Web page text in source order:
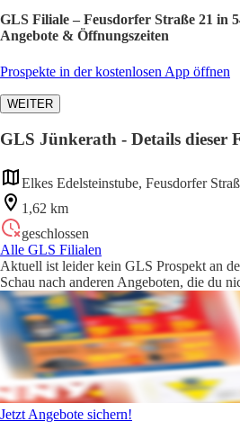
GLS Filiale – Feusdorfer Straße 21 in
Angebote & Öffnungszeiten
Prospekte in der kostenlosen App öffnen
WEITER
GLS Jünkerath - Details dieser
Elkes Edelsteinstube, Feusdorfer
1,62 km
geschlossen
Alle GLS Filialen
Aktuell ist leider kein GLS Prospekt an
Schau nach anderen Angeboten, die du
Jetzt Angebote sichern!